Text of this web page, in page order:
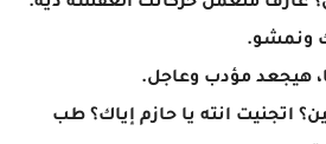
ونمشو.
هيجعد مؤدب وعاجل.
اتجنيت انته يا حازم إياك؟ طب